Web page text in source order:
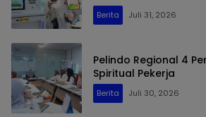
Berita Juli 31, 2026
Pelindo Regional 4
Spiritual Pekerja
Berita Juli 30, 2026